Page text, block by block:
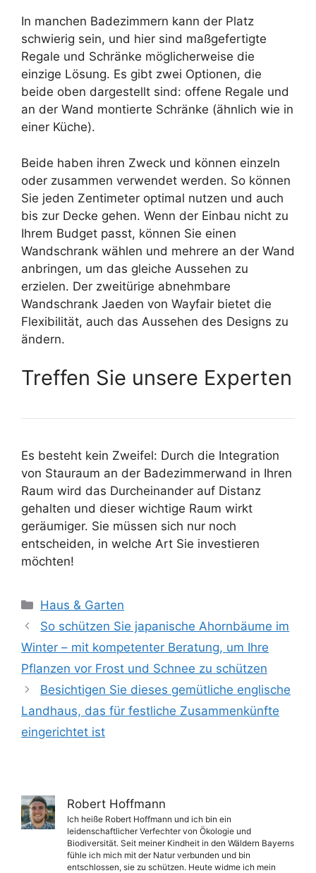
In manchen Badezimmern kann der Platz
schwierig sein, und hier sind maßgefertigte
Regale und Schränke möglicherweise die
einzige Lösung. Es gibt zwei Optionen, die
beide oben dargestellt sind: offene Regale und
an der Wand montierte Schränke (ähnlich wie in
einer Küche).
Beide haben ihren Zweck und können einzeln
oder zusammen verwendet werden. So können
Sie jeden Zentimeter optimal nutzen und auch
bis zur Decke gehen. Wenn der Einbau nicht zu
Ihrem Budget passt, können Sie einen
Wandschrank wählen und mehrere an der Wand
anbringen, um das gleiche Aussehen zu
erzielen. Der zweitürige abnehmbare
Wandschrank Jaeden von Wayfair bietet die
Flexibilität, auch das Aussehen des Designs zu
ändern.
Treffen Sie unsere Experten
Es besteht kein Zweifel: Durch die Integration
von Stauraum an der Badezimmerwand in Ihren
Raum wird das Durcheinander auf Distanz
gehalten und dieser wichtige Raum wirkt
geräumiger. Sie müssen sich nur noch
entscheiden, in welche Art Sie investieren
möchten!
Kategorien
Haus & Garten
So schützen Sie japanische Ahornbäume im
Winter – mit kompetenter Beratung, um Ihre
Pflanzen vor Frost und Schnee zu schützen
Besichtigen Sie dieses gemütliche englische
Landhaus, das für festliche Zusammenkünfte
eingerichtet ist
Robert Hoffmann
Ich heiße Robert Hoffmann und ich bin ein
leidenschaftlicher Verfechter von Ökologie und
Biodiversität. Seit meiner Kindheit in den Wäldern Bayerns
fühle ich mich mit der Natur verbunden und bin
entschlossen, sie zu schützen. Heute widme ich mein